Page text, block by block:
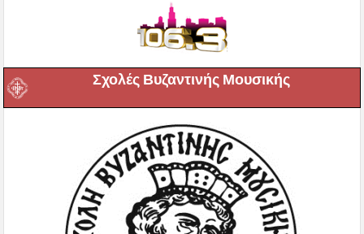
Σχολές Βυζαντινής Μουσικής